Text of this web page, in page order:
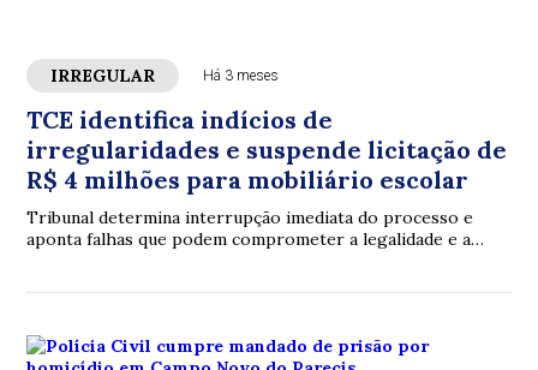
IRREGULAR Há 3 meses
TCE identifica indícios de
irregularidades e suspende licitação de
R$ 4 milhões para mobiliário escolar
Tribunal determina interrupção imediata do processo e
aponta falhas que podem comprometer a legalidade e a